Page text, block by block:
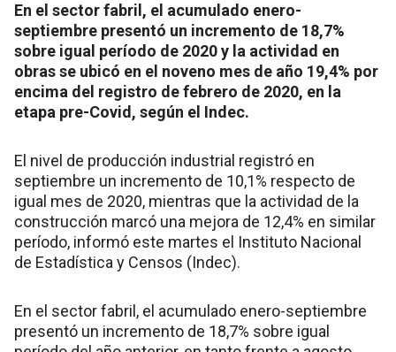
En el sector fabril, el acumulado enero-
septiembre presentó un incremento de 18,7%
sobre igual período de 2020 y la actividad en
obras se ubicó en el noveno mes de año 19,4% por
encima del registro de febrero de 2020, en la
etapa pre-Covid, según el Indec.
El nivel de producción industrial registró en
septiembre un incremento de 10,1% respecto de
igual mes de 2020, mientras que la actividad de la
construcción marcó una mejora de 12,4% en similar
período, informó este martes el Instituto Nacional
de Estadística y Censos (Indec).
En el sector fabril, el acumulado enero-septiembre
presentó un incremento de 18,7% sobre igual